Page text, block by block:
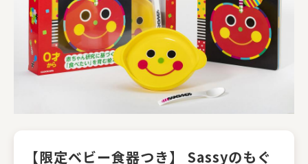
【限定ベビー食器つき】 Sassyのもぐ